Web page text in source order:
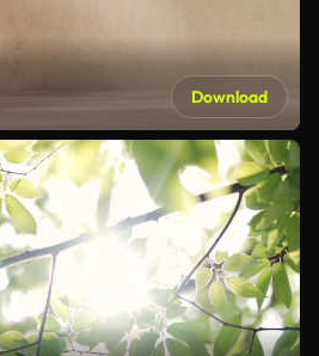
Download